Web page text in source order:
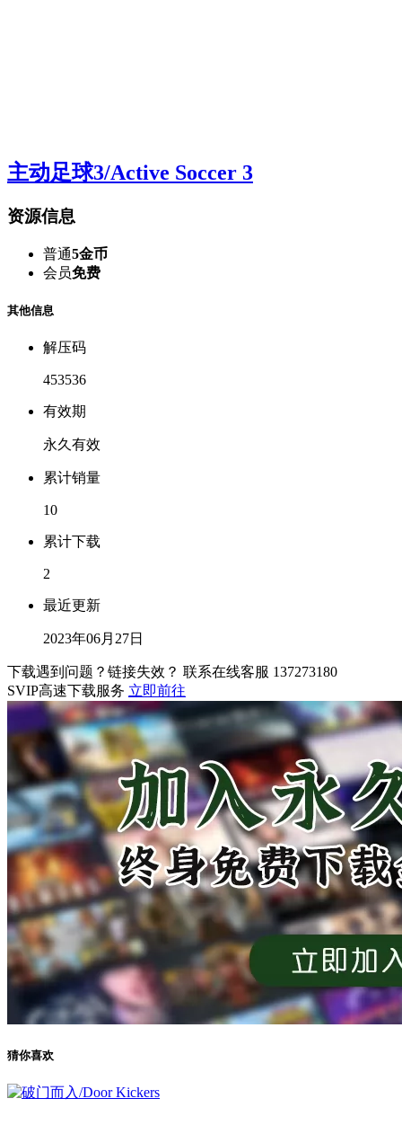
主动足球3/Active Soccer 3
资源信息
普通5金币
会员免费
其他信息
解压码
453536
有效期
永久有效
累计销量
10
累计下载
2
最近更新
2023年06月27日
下载遇到问题？链接失效？ 联系在线客服 137273180
SVIP高速下载服务 立即前往
猜你喜欢